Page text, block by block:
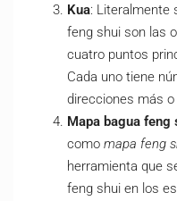
Kua: Literalmente
feng shui son las
cuatro puntos
Cada uno tiene
direcciones más
Mapa bagua feng
como mapa feng
herramienta que
feng shui en los